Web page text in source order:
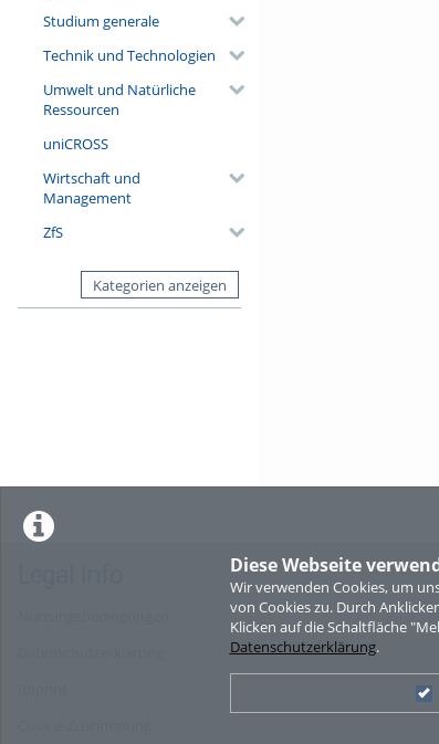
Diese Webseite
Wir verwenden Cookies, um
von Cookies zu. Durch
Klicken auf die Schaltfläche
Datenschutzerklärung.
Studium generale
Technik und Technologien
Umwelt und Natürliche
Ressourcen
uniCROSS
Wirtschaft und
Management
ZfS
Kategorien anzeigen